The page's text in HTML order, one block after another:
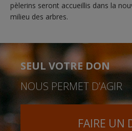
pèlerins seront accueillis dans la
milieu des arbres.
SEUL VOTRE DON
NOUS PERMET D’AGIR
FAIRE UN